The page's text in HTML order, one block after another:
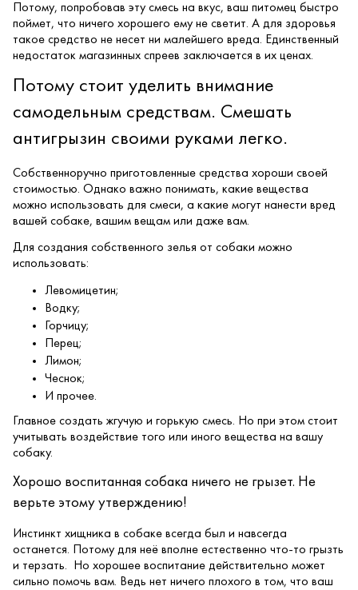
Потому, попробовав эту смесь на вкус, ваш питомец быстро
поймет, что ничего хорошего ему не светит. А для здоровья
такое средство не несет ни малейшего вреда. Единственный
недостаток магазинных спреев заключается в их ценах.
Потому стоит уделить внимание
самодельным средствам. Смешать
антигрызин своими руками легко.
Собственноручно приготовленные средства хороши своей
стоимостью. Однако важно понимать, какие вещества
можно использовать для смеси, а какие могут нанести вред
вашей собаке, вашим вещам или даже вам.
Для создания собственного зелья от собаки можно
использовать:
Левомицетин;
Водку;
Горчицу;
Перец;
Лимон;
Чеснок;
И прочее.
Главное создать жгучую и горькую смесь. Но при этом стоит
учитывать воздействие того или иного вещества на вашу
собаку.
Хорошо воспитанная собака ничего не грызет. Не
верьте этому утверждению!
Инстинкт хищника в собаке всегда был и навсегда
останется. Потому для неё вполне естественно что-то грызть
и терзать. Но хорошее воспитание действительно может
сильно помочь вам. Ведь нет ничего плохого в том, что ваш